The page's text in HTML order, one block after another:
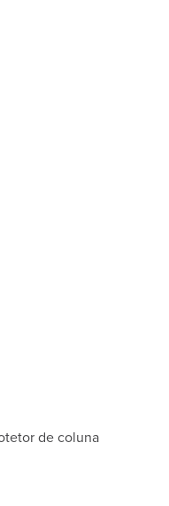
de coluna